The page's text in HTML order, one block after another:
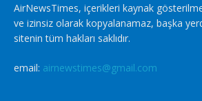
AirNewsTimes, içerikleri kaynak
ve izinsiz olarak kopyalanamaz, başka
sitenin tüm hakları saklıdır.
email: airnewstimes@gmail.com